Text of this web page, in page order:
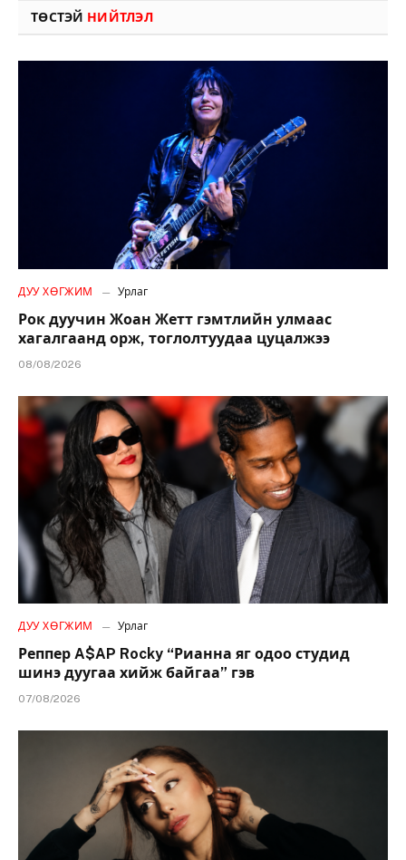
ТӨСТЭЙ НИЙТЛЭЛ
ДУУ ХӨГЖИМ Урлаг
Рок дуучин Жоан Жетт гэмтлийн улмаас
хагалгаанд орж, тоглолтуудаа цуцалжээ
08/08/2026
ДУУ ХӨГЖИМ Урлаг
Реппер A$AP Rocky “Рианна яг одоо студид
шинэ дуугаа хийж байгаа” гэв
07/08/2026